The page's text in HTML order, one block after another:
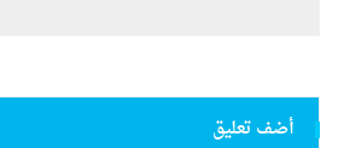
أضف تعليق